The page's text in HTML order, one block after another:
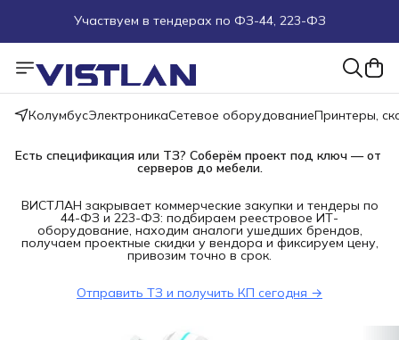
Пуско-наладочные работы
Пришлите запрос на e-mail или в чат
Более 100 000 позиций в наличии и под заказ
КолумбусЭлектроникаСетевое оборудованиеПринтеры,
Есть спецификация или ТЗ? Соберём проект под ключ — от
серверов до мебели.
ВИСТЛАН закрывает коммерческие закупки и тендеры по
44-ФЗ и 223-ФЗ: подбираем реестровое ИТ-
оборудование, находим аналоги ушедших брендов,
получаем проектные скидки у вендора и фиксируем цену,
привозим точно в срок.
Отправить ТЗ и получить КП сегодня →